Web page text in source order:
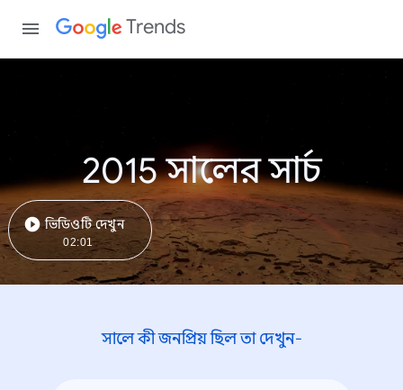
Trends
2015 সালের সার্চ
ভিডিওটি দেখুন
02:01
সালে কী জনপ্রিয় ছিল তা দেখুন-